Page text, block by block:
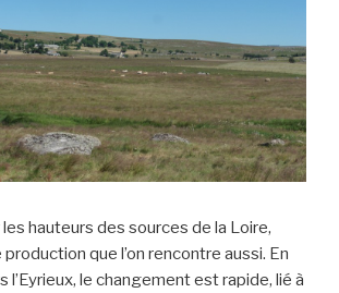
hauteurs des sources de la Loire,
que l’on rencontre aussi. En
l’Eyrieux, le changement est rapide, lié à